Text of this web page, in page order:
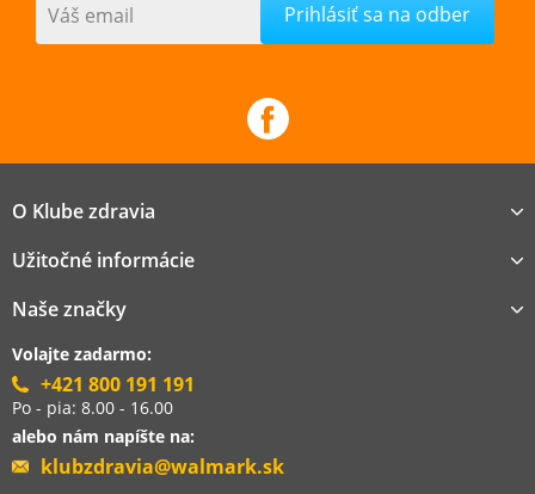
Váš email
O Klube zdravia
Užitočné informácie
Naše značky
Volajte zadarmo:
+421 800 191 191
Po - pia: 8.00 - 16.00
alebo nám napíšte na:
klubzdravia@walmark.sk